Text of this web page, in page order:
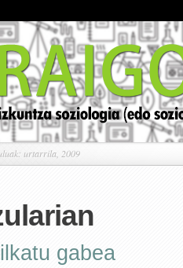
urtarrila, 2009
gabea